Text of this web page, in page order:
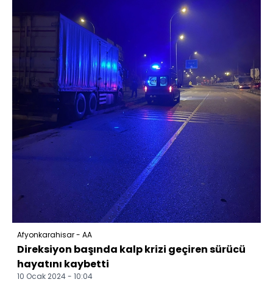
Afyonkarahisar - AA
Direksiyon başında kalp krizi geçiren sürücü
hayatını kaybetti
10 Ocak 2024 - 10:04